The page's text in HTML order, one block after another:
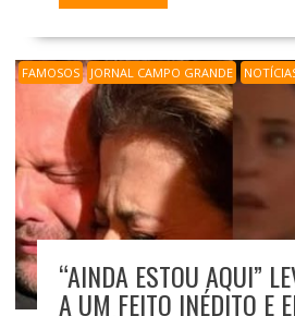
FAMOSOS JORNAL CAMPO GRANDE
“AINDA ESTOU AQUI”
A UM FEITO INÉDITO E